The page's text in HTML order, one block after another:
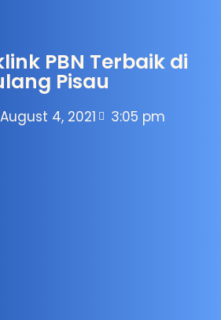
PBN Terbaik di
Pisau
August 4, 2021 3:05 pm